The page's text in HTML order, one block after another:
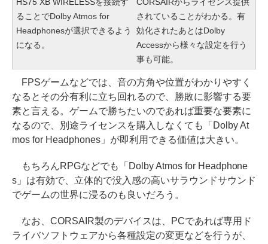
HS75 XB WIRELESSを接続す
ることでDolby Atmos for
Headphonesが選択できるよう
になる。
CORSAIRからライセンス提供
されていることがわかる。有
効化されたあとはDolby
Accessから様々な設定を行う
事も可能。
FPSゲームなどでは、音の方角や位置がわかりやすく
なるとその分有利に立ち回れるので、勝敗に影響する要
素と言える。ゲームで勝ちたいのであれば重要な要素に
なるので、別途ライセンスを購入しなくても「Dolby At
mos for Headphones」が即利用できる価値は大きい。
もちろんRPGなどでも「Dolby Atmos for Headphone
s」は有効で、立体的で没入感の高いサラウンドサウンド
でゲームの世界に浸るのも良いだろう。
なお、CORSAIR製のデバイスは、PCであれば専用ド
ライバソフトウェアから各種設定の変更などを行うが、